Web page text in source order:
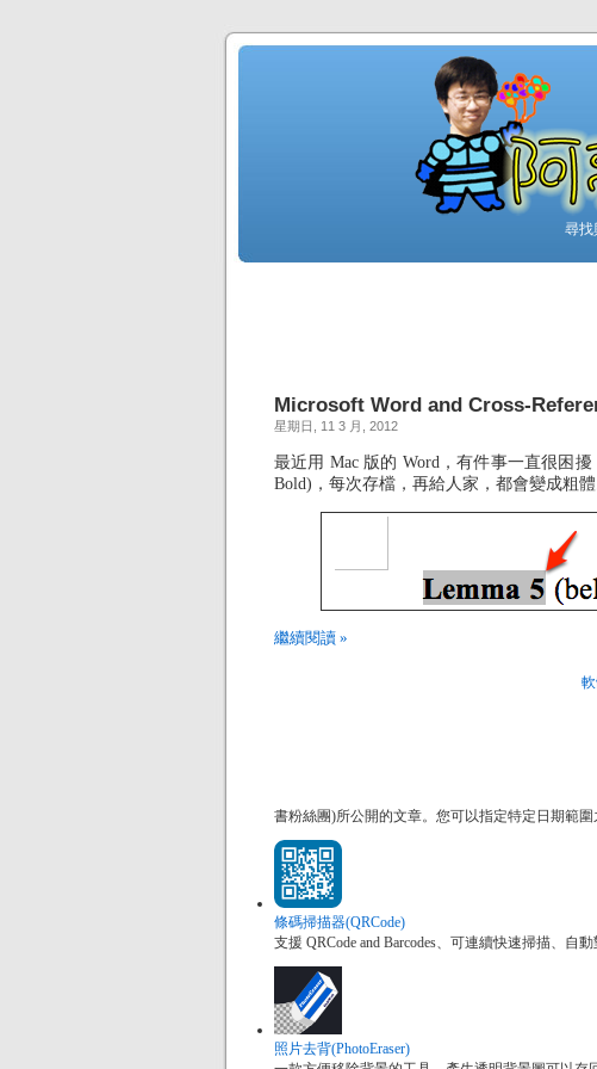
尋找
Microsoft Word and Cross-
星期日, 11 3 月, 2012
最近用 Mac 版的 Word，有件事一直很困
Bold)，每次存檔，再給人家，都會變成粗體
繼續閱讀 »
書粉絲團)所公開的文章。您可以指定特定日期範
條碼掃描器(QRCode)
支援 QRCode and Barcodes、可連續快速掃描、自
照片去背(PhotoEraser)